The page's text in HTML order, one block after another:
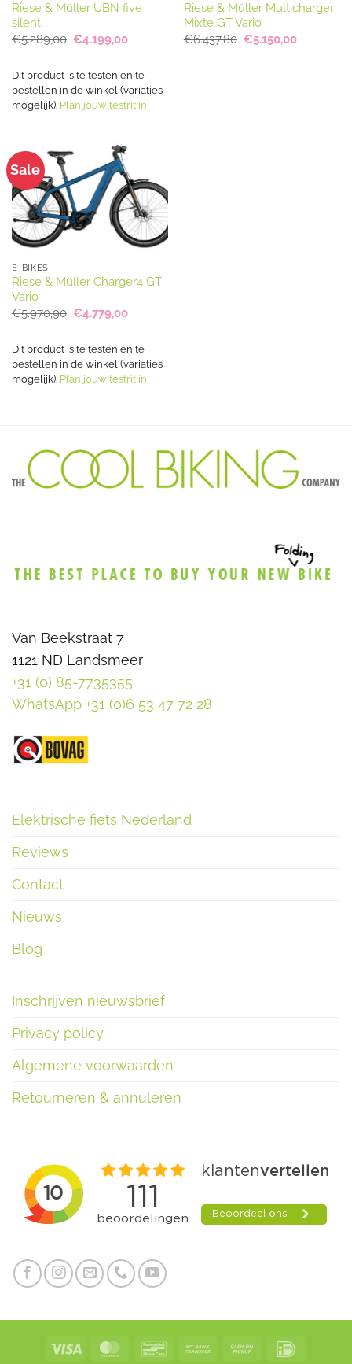
Riese & Müller UBN five
silent
€5.289,00 Oorspronkelijke
prijs
€5.289,00.
€4.199,00Huidige
€4.199,00.
Dit product is te testen en te
bestellen in de winkel (variaties
mogelijk). Plan jouw testrit in
Riese & Müller Multicharger
Mixte GT Vario
€6.437,80 Oorspronkelijke
prijs
€5.150,00Huidige
Sale
E-BIKES
Riese & Müller Charger4 GT
Vario
€5.970,90 Oorspronkelijke
prijs
€5.970,90.
€4.779,00Huidige
€4.779,00.
Dit product is te testen en te
bestellen in de winkel (variaties
mogelijk). Plan jouw testrit in
Van Beekstraat 7
1121 ND Landsmeer
+31 (0) 85-7735355
WhatsApp +31 (0)6 53 47 72 28
Elektrische fiets Nederland
Reviews
Contact
Nieuws
Blog
Inschrijven nieuwsbrief
Privacy policy
Algemene voorwaarden
Retourneren & annuleren
Visa MasterCardBancontact
Bank
Cash